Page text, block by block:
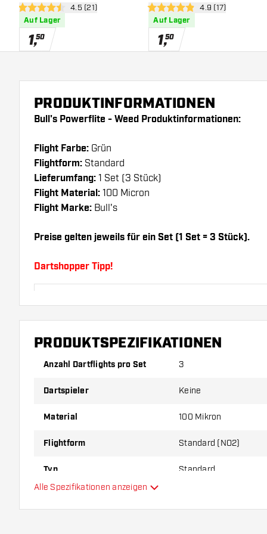
Bewertungsbereich öffnen
4.5 Bewertungssterne
4.5 (21)
Auf Lager
1,50
Flights
4.9 Bewertungssterne
4.9 (17)
Auf Lager
1,50
PRODUKTINFORMATIONEN
Bull's Powerflite - Weed Produktinformationen:
Flight Farbe: Grün
Flightform: Standard
Lieferumfang: 1 Set (3 Stück)
Flight Material: 100 Micron
Flight Marke: Bull's
Preise gelten jeweils für ein Set (1 Set = 3 Stück).
Dartshopper Tipp!
Probieren Sie eine andere Form, ein anderes
Dicke der Flights aus, um herauszufinden, welche
PRODUKTSPEZIFIKATIONEN
Anzahl Dartflights pro Set 3
Dartspieler Keine
Material 100 Mikron
Flightform Standard (NO2)
Typ Standard
Alle Spezifikationen anzeigen